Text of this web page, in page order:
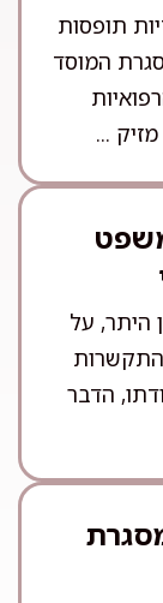
תופסות
המוסד
...
היתר, על
הדבר